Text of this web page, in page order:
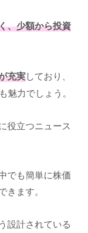
、少額から投資
充実しており、
魅力でしょう。
役立つニュース
でも簡単に株価
ます。
設計されている